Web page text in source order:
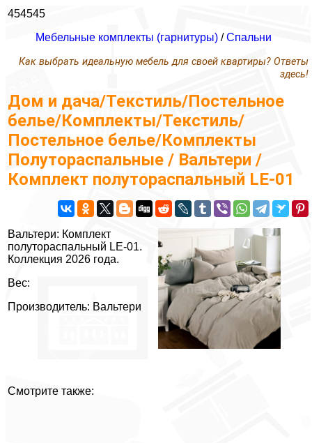
454545
Мебельные комплекты (гарнитуры) /Спальни
Как выбрать идеальную мебель для своей квартиры? Ответы
здесь!
Дом и дача/Текстиль/Постельное
белье/Комплекты/Текстиль/
Постельное белье/Комплекты
Полутораспальные / Вальтери /
Комплект полутораспальный LE-01
Вальтери: Комплект
полутораспальный LE-01.
Коллекция 2026 года.
Вес:
Производитель: Вальтери
Смотрите также: